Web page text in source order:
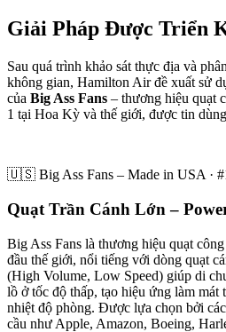
Giải Pháp Được Triển
Sau quá trình khảo sát thực địa và
không gian, Hamilton Air đề xuất sử
của Big Ass Fans – thương hiệu quạt
1 tại Hoa Kỳ và thế giới, được tin
🇺🇸 Big Ass Fans – Made in USA ·
Quạt Trần Cánh Lớn –
Big Ass Fans là thương hiệu quạt
đầu thế giới, nổi tiếng với dòng quạt
(High Volume, Low Speed) giúp di
lồ ở tốc độ thấp, tạo hiệu ứng làm mát
nhiệt độ phòng. Được lựa chọn bởi
cầu như Apple, Amazon, Boeing,